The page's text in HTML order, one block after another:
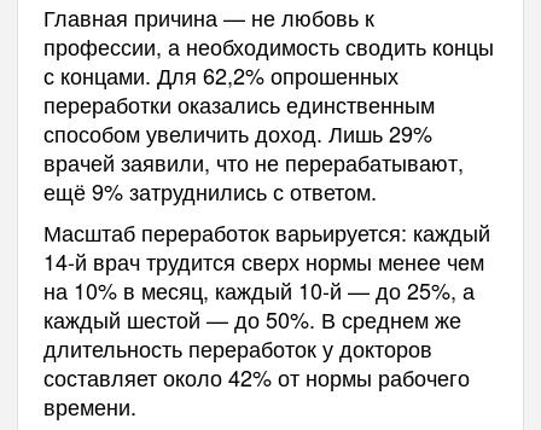
Главная причина — не любовь к
профессии, а необходимость сводить концы
с концами. Для 62,2% опрошенных
переработки оказались единственным
способом увеличить доход. Лишь 29%
врачей заявили, что не перерабатывают,
ещё 9% затруднились с ответом.
Масштаб переработок варьируется: каждый
14-й врач трудится сверх нормы менее чем
на 10% в месяц, каждый 10-й — до 25%, а
каждый шестой — до 50%. В среднем же
длительность переработок у докторов
составляет около 42% от нормы рабочего
времени.